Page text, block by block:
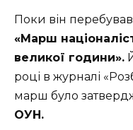
Поки він перебував
«Марш
великої години».
році в журналі
марш було
ОУН.